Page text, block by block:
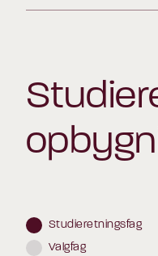
Studieretningsfag
Valgfag